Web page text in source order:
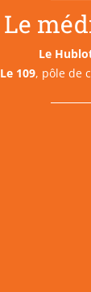
Le
Le
Le 109, pôle de